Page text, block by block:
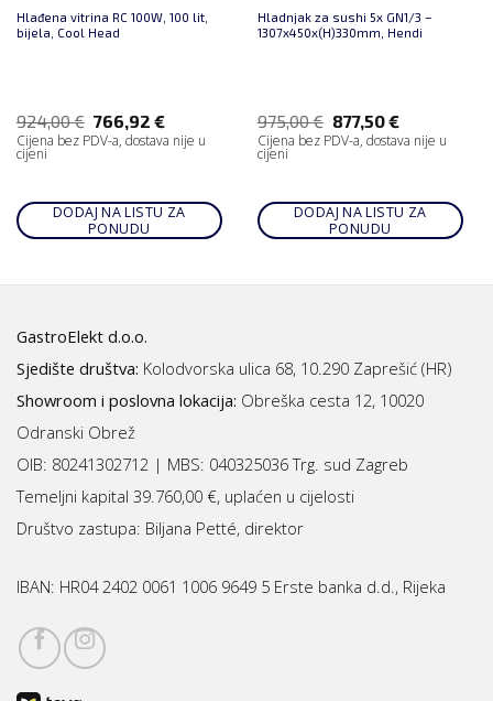
Hlađena vitrina RC 100W, 100 lit,
bijela, Cool Head
924,00€ 766,92€
Cijena bez PDV-a, dostava nije u
cijeni
DODAJ NA LISTU ZA
PONUDU
Hladnjak za sushi 5x GN1/3 –
1307x450x(H)330mm, Hendi
975,00€ 877,50€
Cijena bez PDV-a, dostava nije u
cijeni
DODAJ NA LISTU ZA
PONUDU
GastroElekt d.o.o.
Sjedište društva: Kolodvorska ulica 68, 10.290 Zaprešić (HR)
Showroom i poslovna lokacija: Obreška cesta 12, 10020
Odranski Obrež
OIB: 80241302712 | MBS: 040325036 Trg. sud Zagreb
Temeljni kapital 39.760,00 €, uplaćen u cijelosti
Društvo zastupa: Biljana Petté, direktor
IBAN: HR04 2402 0061 1006 9649 5 Erste banka d.d., Rijeka